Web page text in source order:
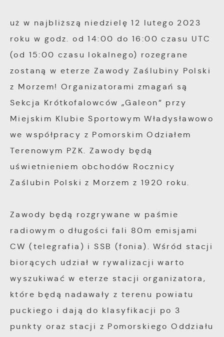
uż w najbliższą niedzielę 12 lutego 2023
roku w godz. od 14:00 do 16:00 czasu UTC
(od 15:00 czasu lokalnego) rozegrane
zostaną w eterze Zawody Zaślubiny Polski
z Morzem! Organizatorami zmagań są
Sekcja Krótkofalowców „Galeon” przy
Miejskim Klubie Sportowym Władysławowo
we współpracy z Pomorskim Odziałem
Terenowym PZK. Zawody będą
uświetnieniem obchodów Rocznicy
Zaślubin Polski z Morzem z 1920 roku.
Zawody będą rozgrywane w paśmie
radiowym o długości fali 80m emisjami
CW (telegrafia) i SSB (fonia). Wśród stacji
biorących udział w rywalizacji warto
wyszukiwać w eterze stacji organizatora,
które będą nadawały z terenu powiatu
puckiego i dają do klasyfikacji po 3
punkty oraz stacji z Pomorskiego Oddziału
wykorzystywania witryny internetowej, miejsca
częstotliwości, z jaką odwiedzane są nasze
pozwalają nam na ocenę naszych serwisów
względem ich popularności wśród użytkowników.
informacje są przetwarzane w formie
Wyrażenie zgody na analityczne pliki cookies
Więcej
Reklamowe
Dzięki reklamowym plikom cookies prezentujemy
informacje i aktualności na stronach naszych
Promocyjne pliki cookies służą do prezentowania
komunikatów na podstawie analizy Twoich
promocyjne mogą pojawić się na stronach
lub firm będących naszymi partnerami oraz
usług. Firmy te działają w charakterze
komunikatów mediów społecznościowych.
Więcej